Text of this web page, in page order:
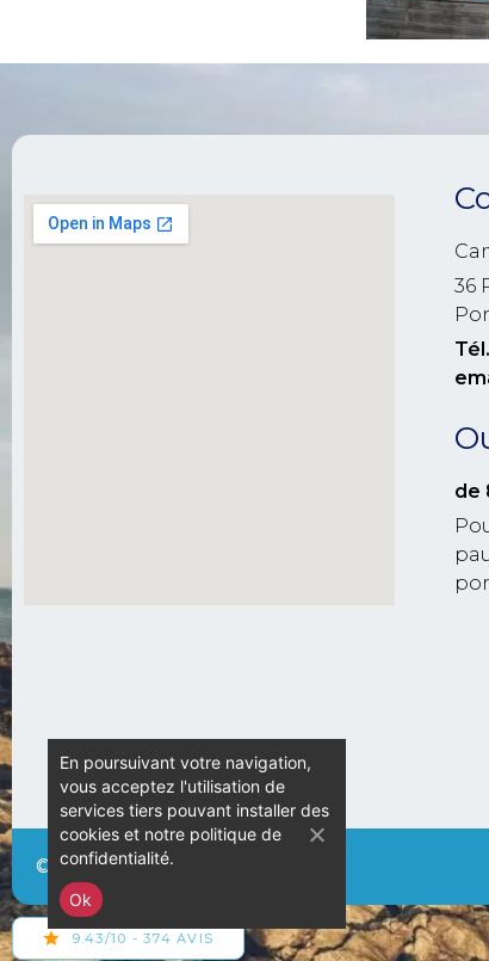
36
Tél.
de
© Camping L’Espérance – 2020
En poursuivant votre navigation,
vous acceptez l'utilisation de
services tiers pouvant installer des
cookies et notre politique de
confidentialité.
Ok